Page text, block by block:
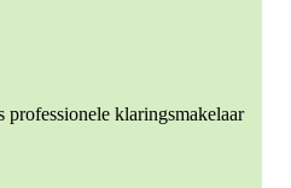
klaringsmakelaar